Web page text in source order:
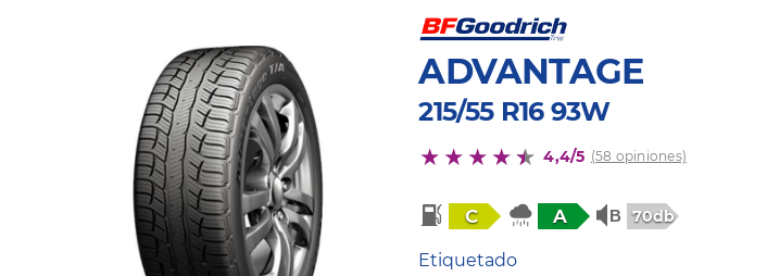
ADVANTAGE
215/55 R16 93W
4,4/5 (58 opiniones)
C A 70db
Etiquetado